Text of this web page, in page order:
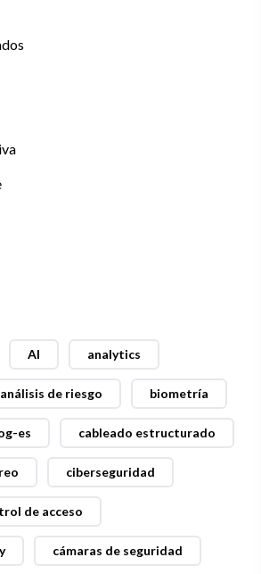
AI analytics
análisis de riesgo biometría
es cableado estructurado
ciberseguridad
de acceso
cámaras de seguridad